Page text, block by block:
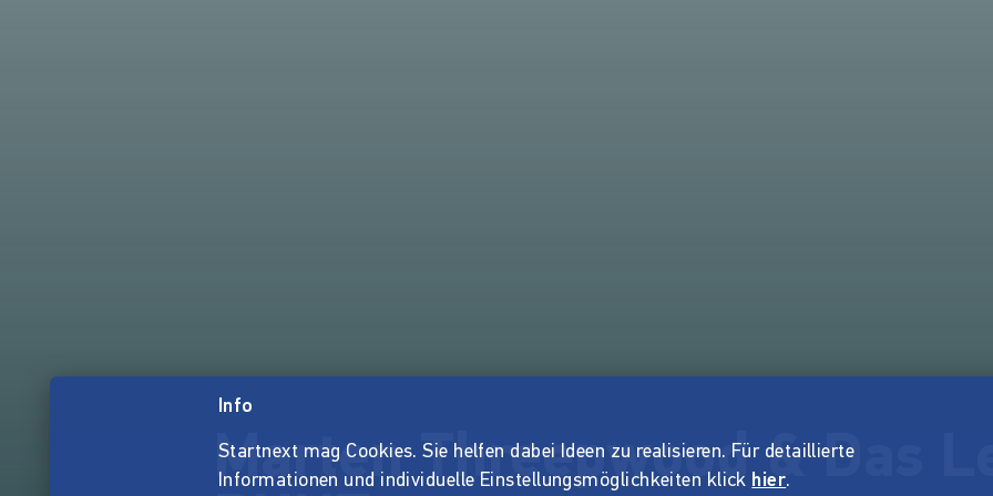
Marten Threepwood & Das
Info
Startnext mag Cookies. Sie helfen dabei Ideen zu realisieren. Für detaillierte
Informationen und individuelle Einstellungsmöglichkeiten klick hier.